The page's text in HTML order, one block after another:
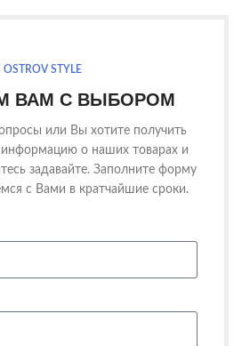
OSTROV STYLE
ВАМ С ВЫБОРОМ
или Вы хотите получить
о наших товарах и
задавайте. Заполните форму
с Вами в кратчайшие сроки.